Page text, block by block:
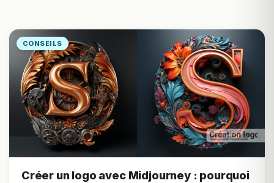
CONSEILS
Créer un logo avec Midjourney : pourquoi